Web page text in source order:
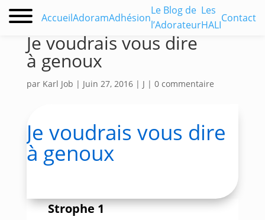
AccueilAdoramAdhésion
Le Blog de
l’Adorateur
Les
HALI
Contact
Je voudrais vous dire
à genoux
par Karl Job | Juin 27, 2016| J | 0 commentaire
Je voudrais vous dire
à genoux
Strophe 1